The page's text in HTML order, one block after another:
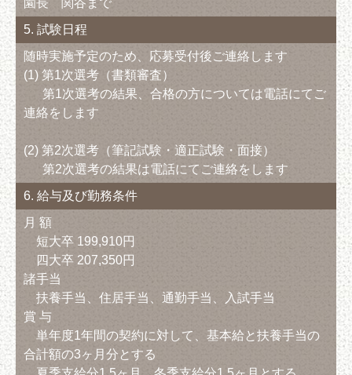
園長 関谷まで
5. 試験日程
随時実施予定のため、応募受付後ご連絡します
(1) 第1次選考（書類審査）
第1次選考の結果、合格の方については電話にてご
連絡をします
(2) 第2次選考（筆記試験・適正試験・面接）
第2次選考の結果は電話にてご連絡をします
6. 給与及び勤務条件
月 額
短大卒 199,910円
四大卒 207,350円
諸手当
扶養手当、住居手当、通勤手当、入試手当
賞 与
単年度1年間の契約に対して、基本給と扶養手当の
合計額の3ヶ月分とする